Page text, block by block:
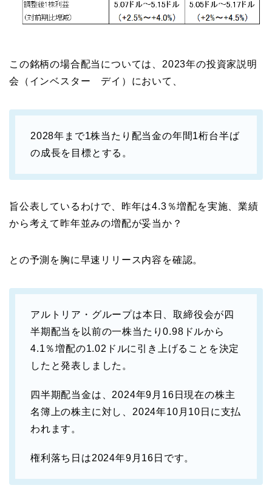
この銘柄の場合配当については、2023年の投資家説明
会（インベスター デイ）において、
2028年まで1株当たり配当金の年間1桁台半ば
の成長を目標とする。
旨公表しているわけで、昨年は4.3％増配を実施、業績
から考えて昨年並みの増配が妥当か？
との予測を胸に早速リリース内容を確認。
アルトリア・グループは本日、取締役会が四
半期配当を以前の一株当たり0.98ドルから
4.1％増配の1.02ドルに引き上げることを決定
したと発表しました。
四半期配当金は、2024年9月16日現在の株主
名簿上の株主に対し、2024年10月10日に支払
われます。
権利落ち日は2024年9月16日です。